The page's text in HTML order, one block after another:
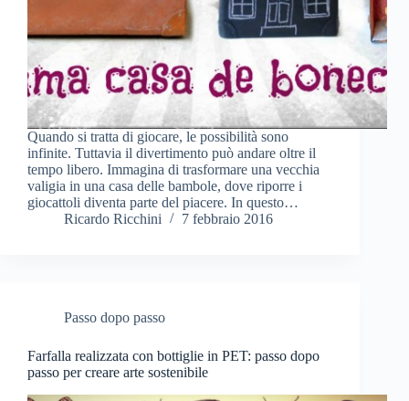
Quando si tratta di giocare, le possibilità sono
infinite. Tuttavia il divertimento può andare oltre il
tempo libero. Immagina di trasformare una vecchia
valigia in una casa delle bambole, dove riporre i
giocattoli diventa parte del piacere. In questo…
Ricardo Ricchini
7 febbraio 2016
Passo dopo passo
Farfalla realizzata con bottiglie in PET: passo dopo
passo per creare arte sostenibile